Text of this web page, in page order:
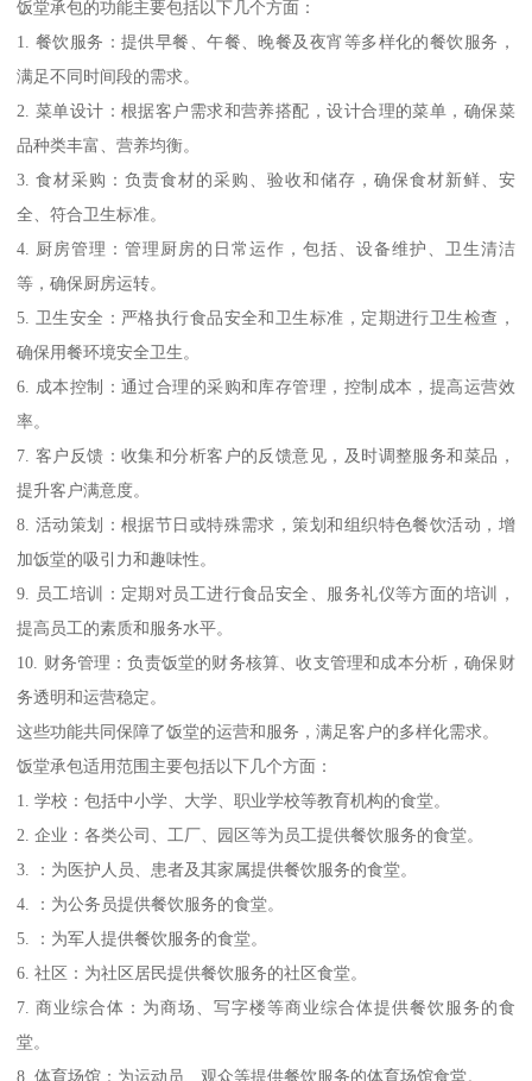
饭堂承包的功能主要包括以下几个方面：
1. 餐饮服务：提供早餐、午餐、晚餐及夜宵等多样化的餐饮服务，
满足不同时间段的需求。
2. 菜单设计：根据客户需求和营养搭配，设计合理的菜单，确保菜
品种类丰富、营养均衡。
3. 食材采购：负责食材的采购、验收和储存，确保食材新鲜、安
全、符合卫生标准。
4. 厨房管理：管理厨房的日常运作，包括、设备维护、卫生清洁
等，确保厨房运转。
5. 卫生安全：严格执行食品安全和卫生标准，定期进行卫生检查，
确保用餐环境安全卫生。
6. 成本控制：通过合理的采购和库存管理，控制成本，提高运营效
率。
7. 客户反馈：收集和分析客户的反馈意见，及时调整服务和菜品，
提升客户满意度。
8. 活动策划：根据节日或特殊需求，策划和组织特色餐饮活动，增
加饭堂的吸引力和趣味性。
9. 员工培训：定期对员工进行食品安全、服务礼仪等方面的培训，
提高员工的素质和服务水平。
10. 财务管理：负责饭堂的财务核算、收支管理和成本分析，确保财
务透明和运营稳定。
这些功能共同保障了饭堂的运营和服务，满足客户的多样化需求。
饭堂承包适用范围主要包括以下几个方面：
1. 学校：包括中小学、大学、职业学校等教育机构的食堂。
2. 企业：各类公司、工厂、园区等为员工提供餐饮服务的食堂。
3. ：为医护人员、患者及其家属提供餐饮服务的食堂。
4. ：为公务员提供餐饮服务的食堂。
5. ：为军人提供餐饮服务的食堂。
6. 社区：为社区居民提供餐饮服务的社区食堂。
7. 商业综合体：为商场、写字楼等商业综合体提供餐饮服务的食
堂。
8. 体育场馆：为运动员、观众等提供餐饮服务的体育场馆食堂。